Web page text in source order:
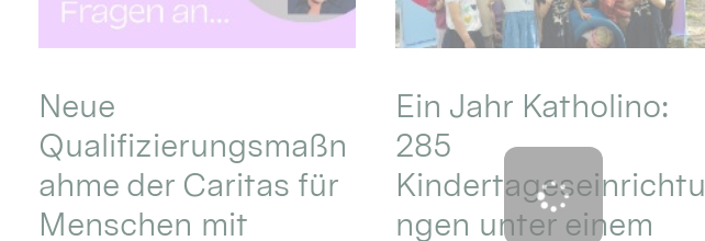
Neue
Qualifizierungsmaßn
ahme der Caritas für
Menschen mit
Ein Jahr Katholino:
285
Kindertageseinrichtu
ngen unter einem